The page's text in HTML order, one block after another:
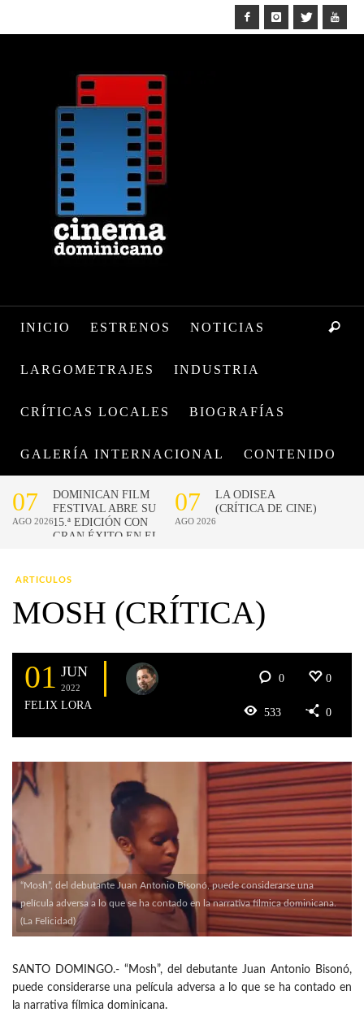
INICIO ESTRENOS NOTICIAS
LARGOMETRAJES INDUSTRIA
CRÍTICAS LOCALES BIOGRAFÍAS
GALERÍA INTERNACIONAL CONTENIDO
ARTICULOS
MOSH (CRÍTICA)
01 JUN
2022
FELIX LORA
0 0
533 0
“Mosh”, del debutante Juan Antonio Bisonó, puede considerarse una
película adversa a lo que se ha contado en la narrativa fílmica dominicana.
(La Felicidad)
SANTO DOMINGO.- “Mosh”, del debutante Juan Antonio Bisonó,
puede considerarse una película adversa a lo que se ha contado en
la narrativa fílmica dominicana.